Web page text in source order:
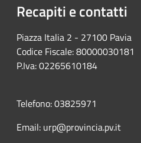
Recapiti e contatti
Piazza Italia 2 - 27100 Pavia
Codice Fiscale: 80000030181
P.Iva: 02265610184
Telefono: 03825971
Email: urp@provincia.pv.it